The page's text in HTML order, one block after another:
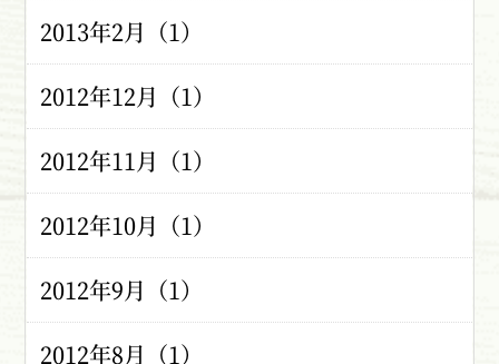
2013年2月（1）
2012年12月（1）
2012年11月（1）
2012年10月（1）
2012年9月（1）
2012年8月（1）